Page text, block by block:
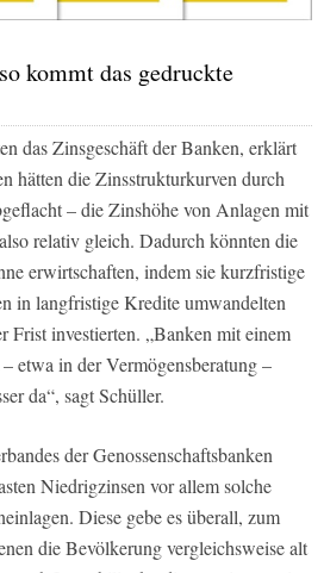
kommt das gedruckte
das Zinsgeschäft der Banken, erklärt
hätten die Zinsstrukturkurven durch
– die Zinshöhe von Anlagen mit
relativ gleich. Dadurch könnten die
erwirtschaften, indem sie kurzfristige
in langfristige Kredite umwandelten
Frist investierten. „Banken mit einem
etwa in der Vermögensberatung –
da“, sagt Schüller.
der Genossenschaftsbanken
Niedrigzinsen vor allem solche
Diese gebe es überall, zum
die Bevölkerung vergleichsweise alt